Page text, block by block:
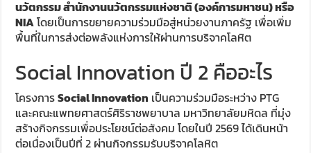
นวัตกรรม สำนักงานนวัตกรรมแห่งชาติ (องค์การมหาชน) หรือ
NIAโดยเป็นการขยายความร่วมมือสู่หน่วยงานภาครัฐ เพื่อเพิ่ม
พื้นที่ในการส่งต่อพลังแห่งการให้ผ่านการบริจาคโลหิต
Social Innovation ปี 2 คืออะไร
โครงการSocial Innovation เป็นความร่วมมือระหว่าง PTG
และคณะแพทยศาสตร์ศิริราชพยาบาล มหาวิทยาลัยมหิดล ที่มุ่ง
สร้างกิจกรรมเพื่อประโยชน์ต่อสังคม โดยในปี 2569 ได้เดินหน้า
ต่อเนื่องเป็นปีที่ 2 ผ่านกิจกรรมรับบริจาคโลหิต